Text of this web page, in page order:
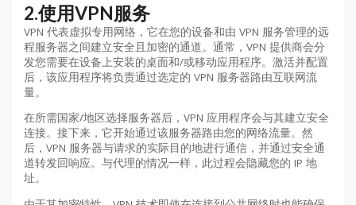
2.使用VPN服务
VPN 代表虚拟专用网络，它在您的设备和由 VPN 服务管理的远
程服务器之间建立安全且加密的通道。通常，VPN 提供商会分
发您需要在设备上安装的桌面和/或移动应用程序。激活并配置
后，该应用程序将负责通过选定的 VPN 服务器路由互联网流
量。
在所需国家/地区选择服务器后，VPN 应用程序会与其建立安全
连接。接下来，它开始通过该服务器路由您的网络流量。然
后，VPN 服务器与请求的实际目的地进行通信，并通过安全通
道转发回响应。与代理的情况一样，此过程会隐藏您的 IP 地
址。